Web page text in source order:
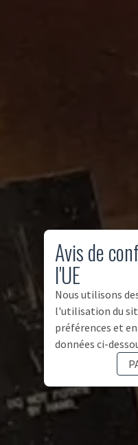
Avis de
l'UE
Nous utilisons
l'utilisation du
préférences et
données ci-